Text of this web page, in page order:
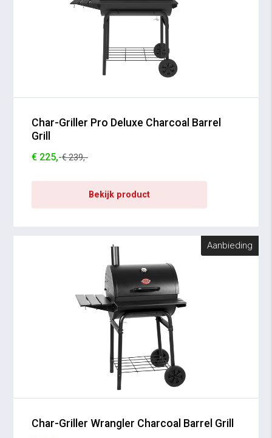
Char-Griller Pro Deluxe Charcoal Barrel
Grill
€ 225,-€ 239,-
Bekijk product
Aanbieding
Char-Griller Wrangler Charcoal Barrel Grill